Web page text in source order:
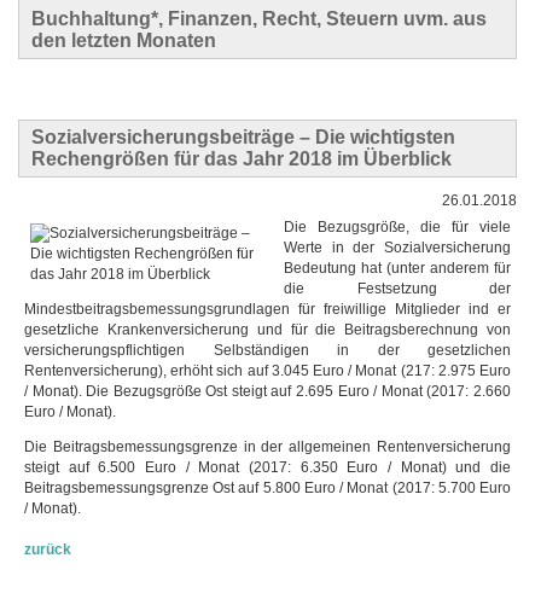
Buchhaltung*, Finanzen, Recht, Steuern uvm. aus
den letzten Monaten
Sozialversicherungsbeiträge – Die wichtigsten
Rechengrößen für das Jahr 2018 im Überblick
26.01.2018
Die Bezugsgröße, die für viele
Werte in der Sozialversicherung
Bedeutung hat (unter anderem für
die Festsetzung der
Mindestbeitragsbemessungsgrundlagen für freiwillige Mitglieder ind er
gesetzliche Krankenversicherung und für die Beitragsberechnung von
versicherungspflichtigen Selbständigen in der gesetzlichen
Rentenversicherung), erhöht sich auf 3.045 Euro / Monat (217: 2.975 Euro
/ Monat). Die Bezugsgröße Ost steigt auf 2.695 Euro / Monat (2017: 2.660
Euro / Monat).
Die Beitragsbemessungsgrenze in der allgemeinen Rentenversicherung
steigt auf 6.500 Euro / Monat (2017: 6.350 Euro / Monat) und die
Beitragsbemessungsgrenze Ost auf 5.800 Euro / Monat (2017: 5.700 Euro
/ Monat).
zurück